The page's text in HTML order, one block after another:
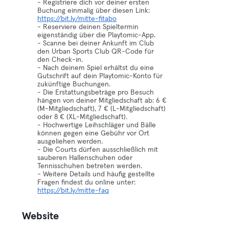
- Registriere dich vor deiner ersten
Buchung einmalig über diesen Link:
https://bit.ly/mitte-fitabo
- Reserviere deinen Spieltermin
eigenständig über die Playtomic-App.
- Scanne bei deiner Ankunft im Club
den Urban Sports Club QR-Code für
den Check-in.
- Nach deinem Spiel erhältst du eine
Gutschrift auf dein Playtomic-Konto für
zukünftige Buchungen.
- Die Erstattungsbeträge pro Besuch
hängen von deiner Mitgliedschaft ab: 6 €
(M-Mitgliedschaft), 7 € (L-Mitgliedschaft)
oder 8 € (XL-Mitgliedschaft).
- Hochwertige Leihschläger und Bälle
können gegen eine Gebühr vor Ort
ausgeliehen werden.
- Die Courts dürfen ausschließlich mit
sauberen Hallenschuhen oder
Tennisschuhen betreten werden.
- Weitere Details und häufig gestellte
Fragen findest du online unter:
https://bit.ly/mitte-faq
Website